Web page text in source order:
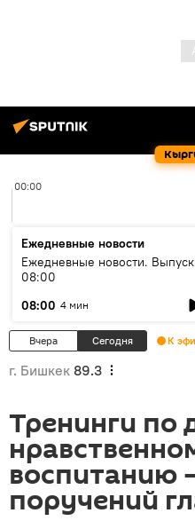
00:00
Ежедневные новости
Ежедневные новости. Выпуск
08:00
08:00 4 мин
Вчера Сегодня К
г. Бишкек 89.3
Тренинги по
воспитанию
поручений